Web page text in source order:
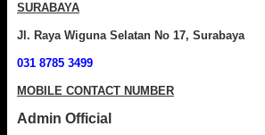
SURABAYA
Jl. Raya Wiguna Selatan No 17, Surabaya
031 8785 3499
MOBILE CONTACT NUMBER
Admin Official